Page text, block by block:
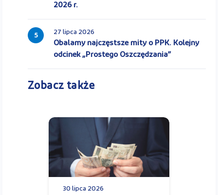
2026 r.
5 27 lipca 2026
Obalamy najczęstsze mity o PPK. Kolejny
odcinek „Prostego Oszczędzania”
Zobacz także
30 lipca 2026